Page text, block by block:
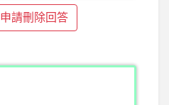
申請刪除回答